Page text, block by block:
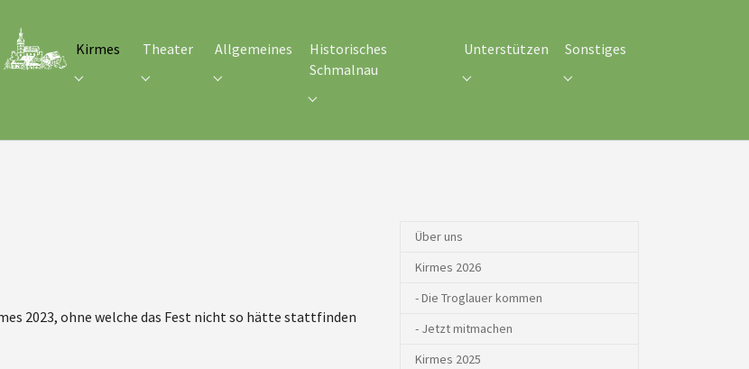
Kirmes
Submenu for "Kirmes"
Theater
Submenu for "Theater"
Allgemeines
Submenu for "Allgemeines"
Historisches
Schmalnau
Submenu for "Historisches Schmalnau"
Unterstützen
Submenu for "Unterstützen"
Sonstiges
Submenu for "Sonstiges"
2023, ohne welche das Fest nicht so hätte stattfinden
Über uns
Kirmes 2026
- Die Troglauer kommen
- Jetzt mitmachen
Kirmes 2025